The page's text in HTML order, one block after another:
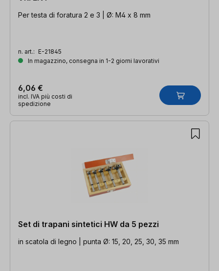
Per testa di foratura 2 e 3 | Ø: M4 x 8 mm
n. art.: E-21845
In magazzino, consegna in 1-2 giorni lavorativi
6,06 €
incl. IVA più costi di
spedizione
Set di trapani sintetici HW da 5 pezzi
in scatola di legno | punta Ø: 15, 20, 25, 30, 35 mm